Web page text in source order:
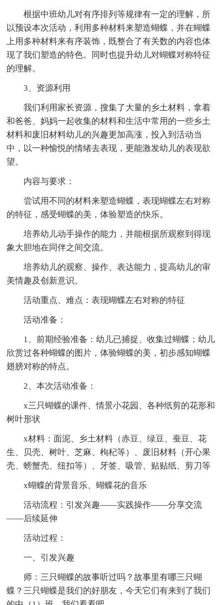
根据中班幼儿对有序排列等规律有一定的理解，所
以预设本次活动，利用多种材料来塑造蝴蝶，并在蝴蝶
上用多种材料来有序装饰，既整合了有关数的内容也体
现了我们塑造的特色。同时也提升幼儿对蝴蝶对称特征
的理解。
3、资源利用
我们利用家长资源，搜集了大量的乡土材料，拿着
和爸爸、妈妈一起收集的材料和生活中常用的一些乡土
材料和废旧材料幼儿的兴趣更加高涨，投入到活动当
中，以一种愉悦的情绪去表现，更能激发幼儿的表现欲
望。
内容与要求：
尝试用不同的材料来塑造蝴蝶，表现蝴蝶左右对称
的特征，感受蝴蝶的美，体验塑造的快乐。
培养幼儿动手操作的能力，并能根据所观察到得现
象大胆地在同伴之间交流。
培养幼儿的观察、操作、表达能力，提高幼儿的审
美情趣及创新意识。
活动重点、难点：表现蝴蝶左右对称的特征
活动准备：
1、前期经验准备：幼儿已捕捉、收集过蝴蝶；幼儿
欣赏过各种蝴蝶的图片，体验蝴蝶的美，初步感知蝴蝶
翅膀对称的特点。
2、本次活动准备：
x三只蝴蝶的课件、情景小花园、各种纸剪的花形和
树叶形状
x材料：面泥、乡土材料（赤豆、绿豆、蚕豆、花
生、贝壳、树叶、芝麻、枸杞等）、废旧材料（开心果
壳、螃蟹壳、纽扣等）、牙签、吸管、贴贴纸、剪刀等
x蝴蝶的背景音乐、蝴蝶花的音乐
活动流程：引发兴趣——实践操作——分享交流
——后续延伸
活动过程：
一、引发兴趣
师：三只蝴蝶的故事听过吗？故事里有哪三只蝴
蝶？三只蝴蝶是我们的好朋友，今天它们有来到了我们